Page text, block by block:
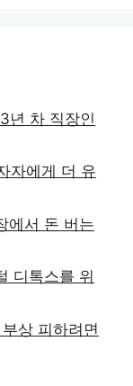
년 차 직장인
자에게 더 유
에서 돈 버는
디톡스를 위
상 피하려면